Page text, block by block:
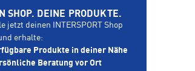
SHOP. DEINE PRODUKTE.
jetzt deinen INTERSPORT Shop
erhalte:
Produkte in deiner Nähe
Beratung vor Ort